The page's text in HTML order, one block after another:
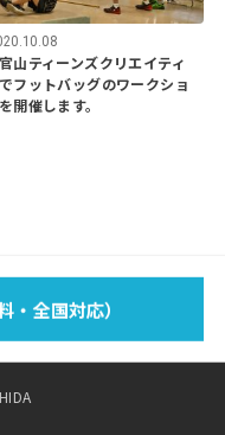
官山ティーンズクリエイティ
フットバッグのワークショ
開催します。
全国対応）
SHOP CONTACT